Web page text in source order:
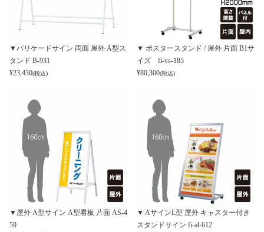
▼バリケードサイン 両面 屋外 A型ス
タンド B-931
¥23,430(税込)
▼ ポスタースタンド / 屋外 片面 B1サ
イズ fi-vs-185
¥80,300(税込)
▼屋外 A型サイン A型看板 片面 AS-4
59
▼ AサインL型 屋外 キャスター付き
スタンドサイン fi-al-612